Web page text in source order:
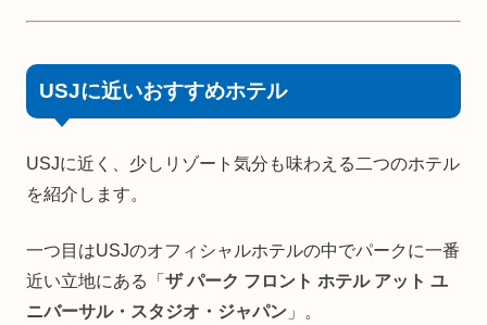
USJに近いおすすめホテル
USJに近く、少しリゾート気分も味わえる二つのホテル
を紹介します。
一つ目はUSJのオフィシャルホテルの中でパークに一番
近い立地にある「 ザ パーク フロント ホテル アット ユ
ニバーサル・スタジオ・ジャパン 」。